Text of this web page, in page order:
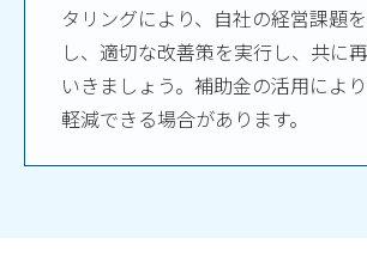
タリングにより、自社の経営課題
し、適切な改善策を実行し、共に
いきましょう。補助金の活用によ
軽減できる場合があります。